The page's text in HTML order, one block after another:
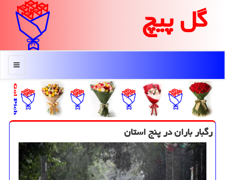
گل پیچ
منو
رگبار باران در پنج استان